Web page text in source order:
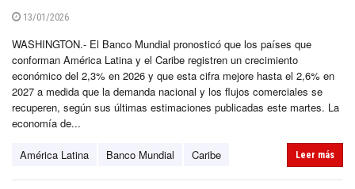
13/01/2026
WASHINGTON.- El Banco Mundial pronosticó que los países que
conforman América Latina y el Caribe registren un crecimiento
económico del 2,3% en 2026 y que esta cifra mejore hasta el 2,6% en
2027 a medida que la demanda nacional y los flujos comerciales se
recuperen, según sus últimas estimaciones publicadas este martes. La
economía de...
América Latina Banco Mundial Caribe Leer más